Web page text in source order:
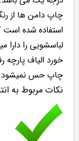
چاپ دامن ها از
استفاده شده
لباسشویی را دارا
خورد الیاف
چاپ حس
نکات مربوط به